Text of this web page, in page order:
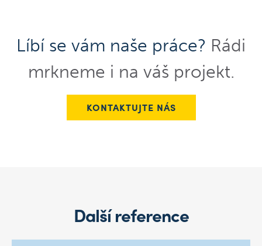
Líbí se vám naše práce? Rádi
mrkneme i na váš projekt.
KONTAKTUJTE NÁS
Další reference